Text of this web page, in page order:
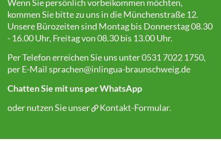
Wenn Sie persönlich vorbeikommen möchten,
kommen Sie bitte zu uns in die Münchenstraße 12.
Unsere Bürozeiten sind Montag bis Donnerstag 08.30
- 16.00 Uhr, Freitag von 08.30 bis 13.00 Uhr.
Per Telefon erreichen Sie uns unter 0531 7022 1750,
per E-Mail sprachen@inlingua-braunschweig.de
Chatten Sie mit uns per WhatsApp
oder nutzen Sie unser
Kontakt-Formular.